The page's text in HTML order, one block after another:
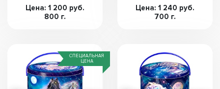
Цена: 1 200 руб.
800 г.
Цена: 1 240 руб.
700 г.
СПЕЦИАЛЬНАЯ
ЦЕНА